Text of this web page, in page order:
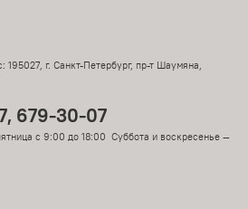
г. Санкт-Петербург, пр-т Шаумяна,
679-30-07
с 9:00 до 18:00 Суббота и воскресенье —